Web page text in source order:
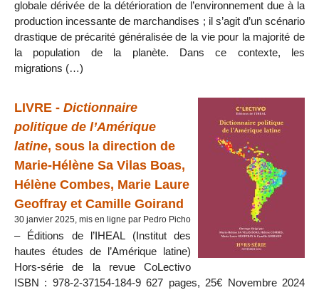
globale dérivée de la détérioration de l’environnement due à la
production incessante de marchandises ; il s’agit d’un scénario
drastique de précarité généralisée de la vie pour la majorité de
la population de la planète. Dans ce contexte, les
migrations (…)
LIVRE - Dictionnaire
politique de l’Amérique
latine, sous la direction de
Marie-Hélène Sa Vilas Boas,
Hélène Combes, Marie Laure
Geoffray et Camille Goirand
30 janvier 2025, mis en ligne par Pedro Picho
– Éditions de l’IHEAL (Institut des
hautes études de l’Amérique latine)
Hors-série de la revue CoLectivo
ISBN : 978-2-37154-184-9 627 pages, 25€ Novembre 2024